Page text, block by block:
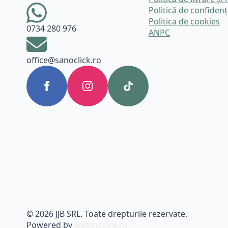
0734 280 976
office@sanoclick.ro
Politică de
Politica de cookies
ANPC
© 2026 JJB SRL. Toate drepturile rezervate.
Powered by